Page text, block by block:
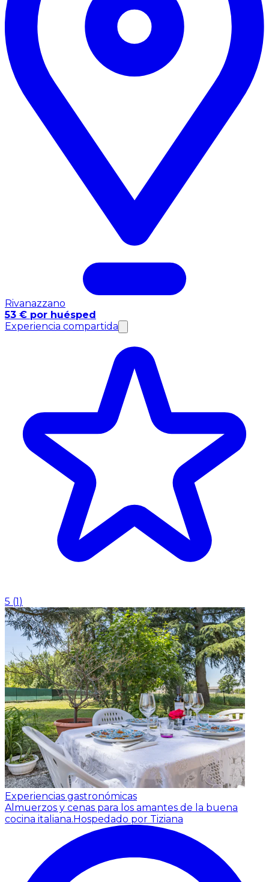
Rivanazzano
53 € por huésped
Experiencia compartida
5 (1)
Experiencias gastronómicas
Almuerzos y cenas para los amantes de la buena
cocina italiana.Hospedado por Tiziana